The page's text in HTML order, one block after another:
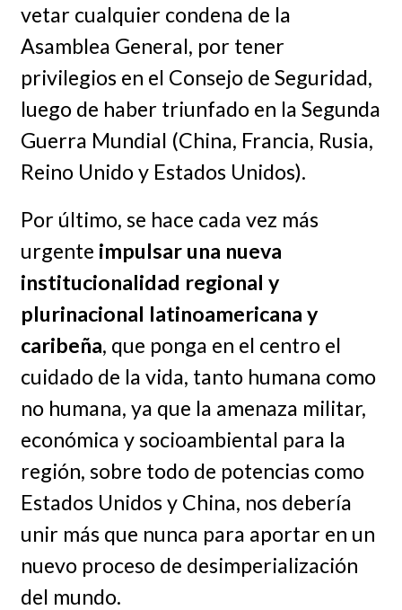
vetar cualquier condena de la
Asamblea General, por tener
privilegios en el Consejo de Seguridad,
luego de haber triunfado en la Segunda
Guerra Mundial (China, Francia, Rusia,
Reino Unido y Estados Unidos).
Por último, se hace cada vez más
urgente impulsar una nueva
institucionalidad regional y
plurinacional latinoamericana y
caribeña, que ponga en el centro el
cuidado de la vida, tanto humana como
no humana, ya que la amenaza militar,
económica y socioambiental para la
región, sobre todo de potencias como
Estados Unidos y China, nos debería
unir más que nunca para aportar en un
nuevo proceso de desimperialización
del mundo.